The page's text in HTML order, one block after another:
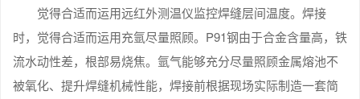
觉得合适而运用远红外测温仪监控焊缝层间温度。焊接
时，觉得合适而运用充氩尽量照顾。P91钢由于合金含量高，铁
流水动性差，根部易烧焦。氩气能够充分尽量照顾金属熔池不
被氧化、提升焊缝机械性能，焊接前根据现场实际制造一套简